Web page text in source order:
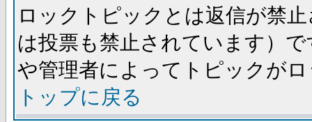
ロックトピックとは返信が禁
は投票も禁止されています）
や管理者によってトピックが
トップに戻る